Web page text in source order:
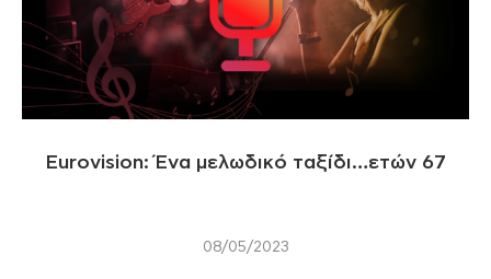
Eurovision: Ένα μελωδικό ταξίδι…ετών 67
08/05/2023